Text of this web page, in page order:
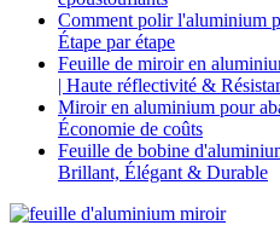
Comment polir l'aluminium
Étape par étape
Feuille de miroir en
| Haute réflectivité &
Miroir en aluminium pour
Économie de coûts
Feuille de bobine
Brillant, Élégant & Durable